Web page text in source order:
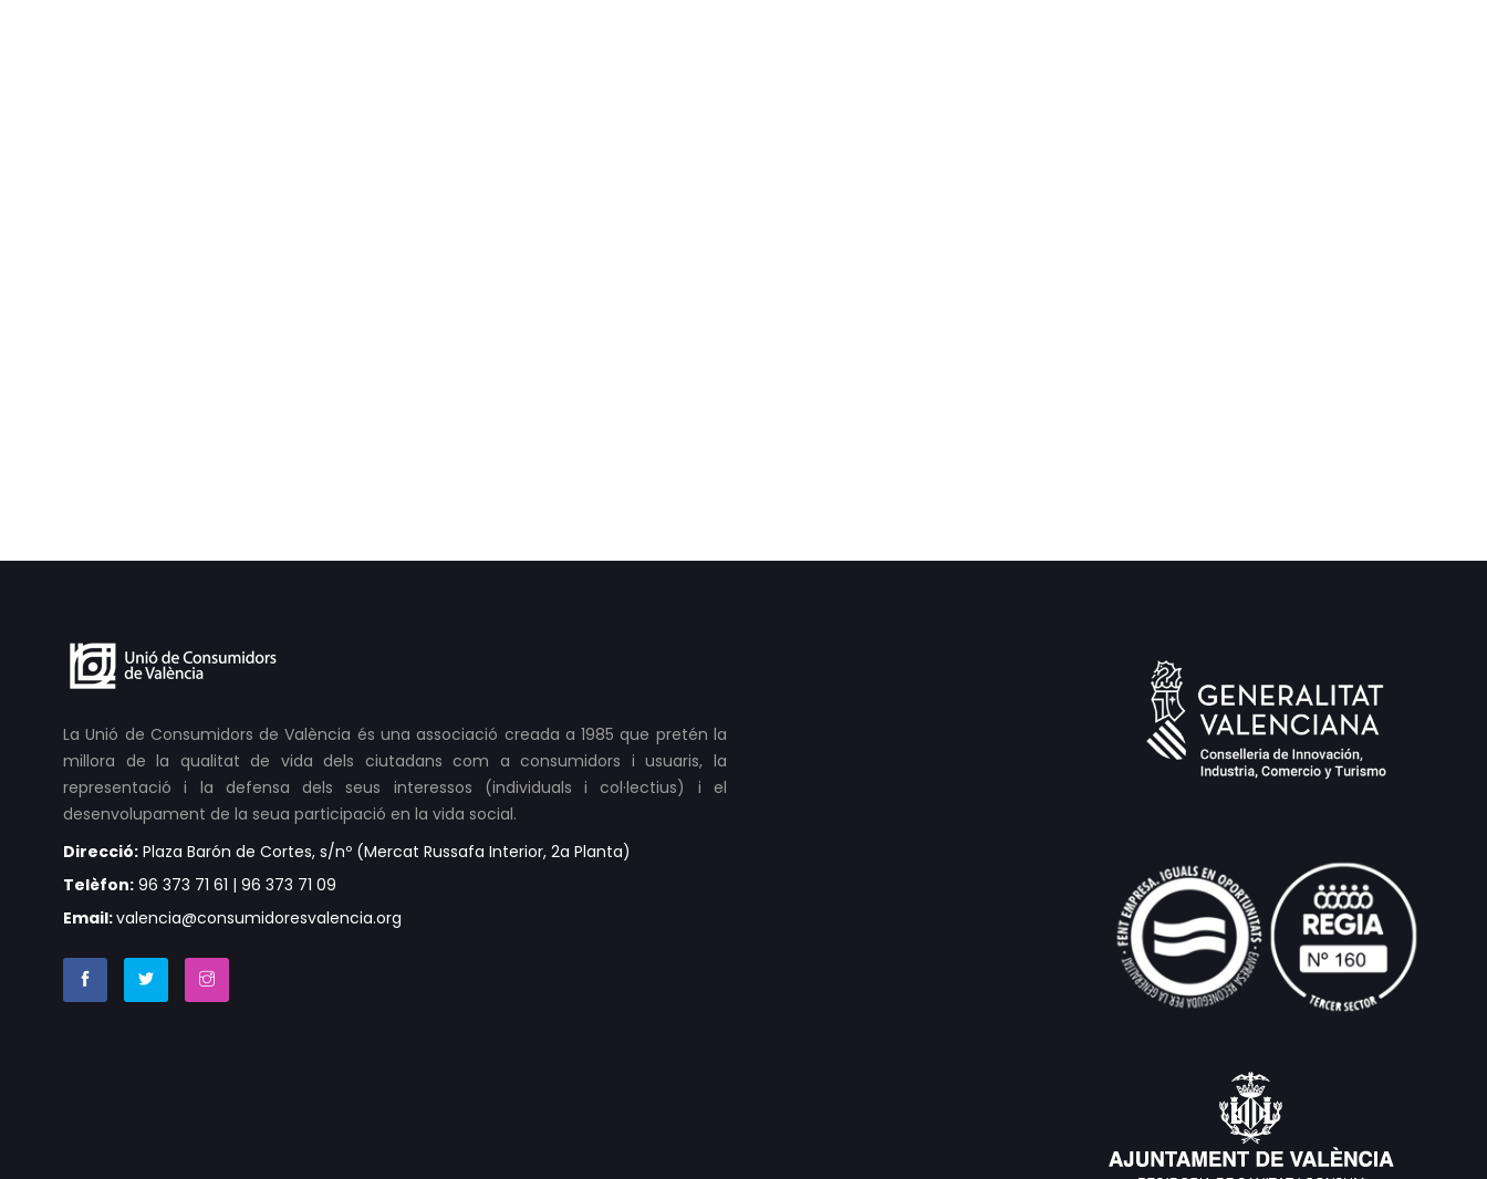
La Unió de Consumidors de València és una associació creada a 1985 que pretén la
millora de la qualitat de vida dels ciutadans com a consumidors i usuaris, la
representació i la defensa dels seus interessos (individuals i col·lectius) i el
desenvolupament de la seua participació en la vida social.
Direcció: Plaza Barón de Cortes, s/nº (Mercat Russafa Interior, 2a Planta)
Telèfon: 96 373 71 61 | 96 373 71 09
Email:valencia@consumidoresvalencia.org